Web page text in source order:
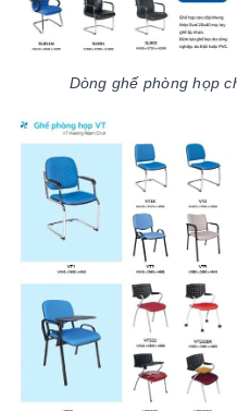
Dòng ghế phòng họp